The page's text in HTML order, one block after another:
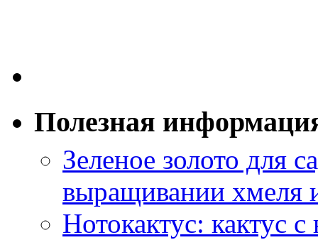
Полезная
Зеленое золото для
выращивании хмеля
Нотокактус: кактус